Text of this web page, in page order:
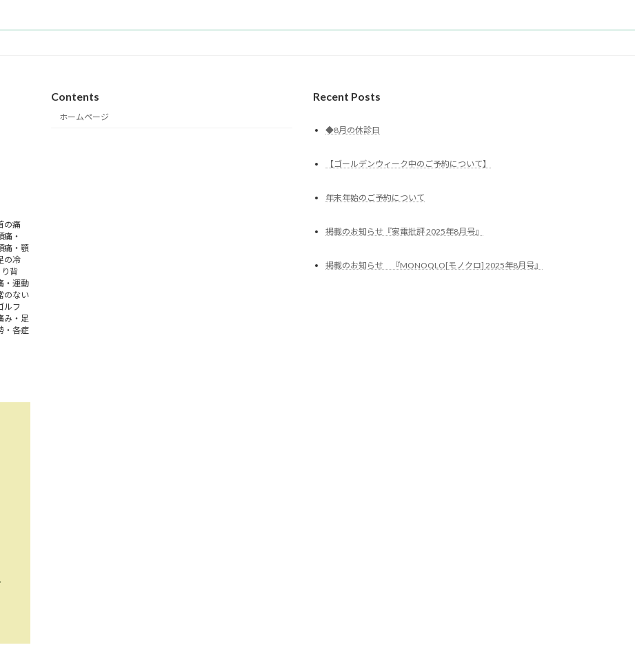
の痛
・
痛・顎
の冷
背
・運動
のない
ルフ
み・足
・各症
Contents
ホームページ
Recent Posts
◆8月の休診日
【ゴールデンウィーク中のご予約について】
年末年始のご予約について
掲載のお知らせ『家電批評 2025年8月号』
掲載のお知らせ 『MONOQLO[モノクロ] 2025年8月号』